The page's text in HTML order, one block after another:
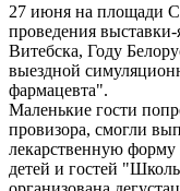
27 июня на площади
проведения
Витебска, Году
выездной
фармацевта".
Маленькие гости
провизора, смогли
лекарственную форму
детей и гостей